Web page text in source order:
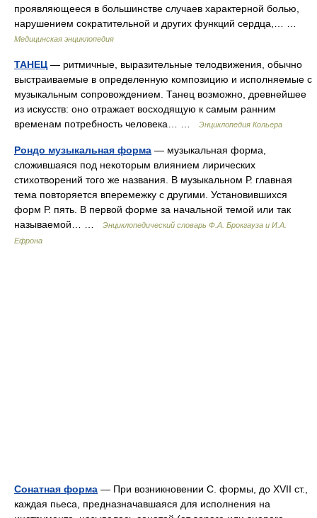
проявляющееся в большинстве случаев характерной болью,
нарушением сократительной и других функций сердца,… …
Медицинская энциклопедия
ТАНЕЦ — ритмичные, выразительные телодвижения, обычно
выстраиваемые в определенную композицию и исполняемые с
музыкальным сопровождением. Танец возможно, древнейшее
из искусств: оно отражает восходящую к самым ранним
временам потребность человека… …
Энциклопедия Кольера
Рондо музыкальная форма — музыкальная форма,
сложившаяся под некоторым влиянием лирических
стихотворений того же названия. В музыкальном Р. главная
тема повторяется вперемежку с другими. Установившихся
форм Р. пять. В первой форме за начальной темой или так
называемой… …
Энциклопедический словарь Ф.А. Брокгауза и И.А.
Ефрона
Сонатная форма — При возникновении С. формы, до XVII ст.,
каждая пьеса, предназначавшаяся для исполнения на